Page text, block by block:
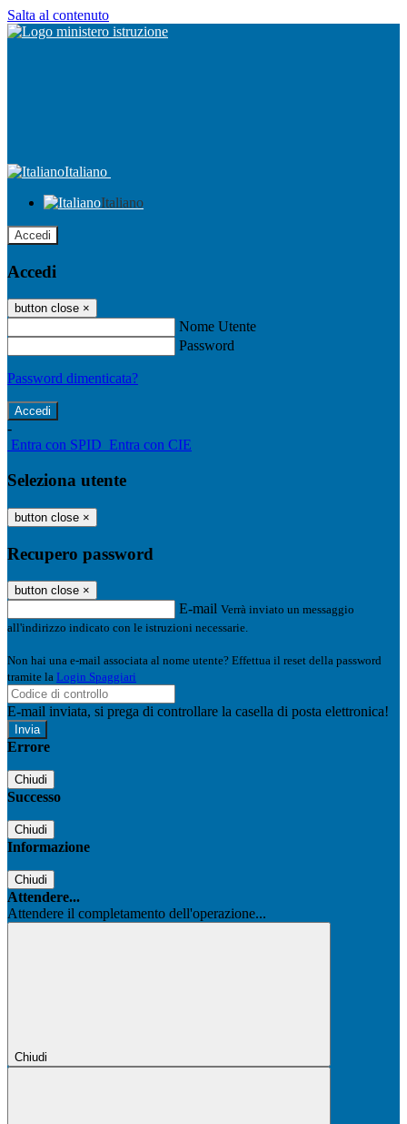
Salta al contenuto
Italiano
Italiano
Accedi
Accedi
button close ×
Nome Utente
Password
Password dimenticata?
-
Entra con SPID Entra con CIE
Seleziona utente
button close ×
Recupero password
button close ×
E-mail Verrà inviato un messaggio
all'indirizzo indicato con le istruzioni necessarie.
Non hai una e-mail associata al nome utente? Effettua il reset della password
tramite la Login Spaggiari
E-mail inviata, si prega di controllare la casella di posta elettronica!
Errore
Chiudi
Successo
Chiudi
Informazione
Chiudi
Attendere...
Attendere il completamento dell'operazione...
Chiudi